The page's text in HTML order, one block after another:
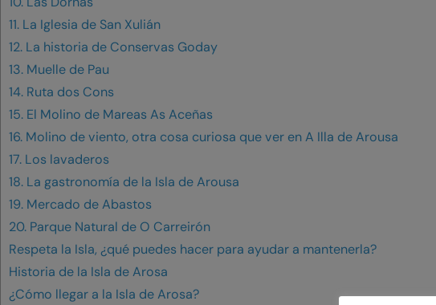
11. La Iglesia de San Xulián
12. La historia de Conservas Goday
13. Muelle de Pau
14. Ruta dos Cons
15. El Molino de Mareas As Aceñas
16. Molino de viento, otra cosa curiosa que ver en A Illa de Arousa
17. Los lavaderos
18. La gastronomía de la Isla de Arousa
19. Mercado de Abastos
20. Parque Natural de O Carreirón
Respeta la Isla, ¿qué puedes hacer para ayudar a mantenerla?
Historia de la Isla de Arosa
¿Cómo llegar a la Isla de Arosa?